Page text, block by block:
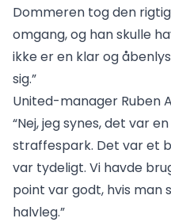
Dommeren tog den
omgang, og han skulle
ikke er en klar og
sig.”
United-manager Ruben
“Nej, jeg synes, det var
straffespark. Det var et
var tydeligt. Vi havde
point var godt, hvis man
halvleg.”